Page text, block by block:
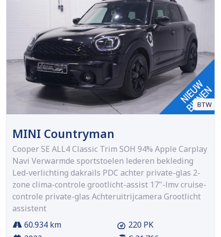
BTW
MINI Countryman
Cooper SE ALL4 Classic Trim SOH 94% Apple Carplay
Navi Verwarmde sportstoelen lederen bekleding
Led-verlichting dakrails PDC achter private-glas 2-
zone clima-controle grootlicht-assist 17"-lmv cruise-
controle private-glas Achteruitrijcamera Grootlicht
assistent
60.934 km
220 PK